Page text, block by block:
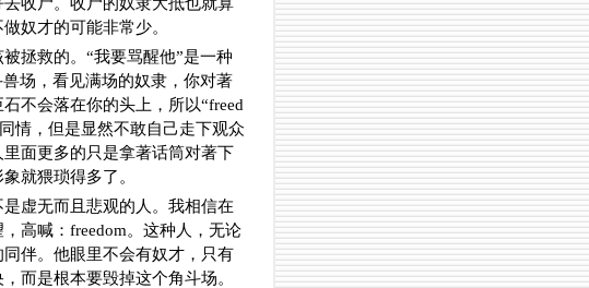
奴才的可能非常少。
拯救的。“我要骂醒他”是一种
场，看见满场的奴隶，你对著
不会落在你的头上，所以“freed
情，但是显然不敢自己走下观众
面更多的只是拿著话筒对著下
就猥琐得多了。
虚无而且悲观的人。我相信在
高喊：freedom。这种人，无论
伴。他眼里不会有奴才，只有
而是根本要毁掉这个角斗场。